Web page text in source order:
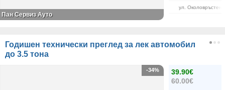
ул. Околовръстен
Пан Сервиз Ауто
Годишен технически преглед за лек автомобил
до 3.5 тона
39.90€
60.00€
-34%